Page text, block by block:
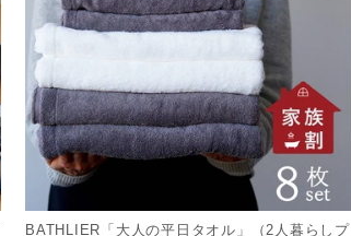
BATHLIER「大人の平日タオル」（2人暮らしプ